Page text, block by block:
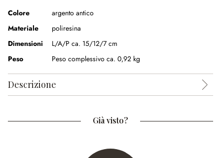
Colore
argento antico
Materiale
poliresina
Dimensioni
L/A/P ca. 15/12/7 cm
Peso
Peso complessivo ca. 0,92 kg
Descrizione
Già visto?